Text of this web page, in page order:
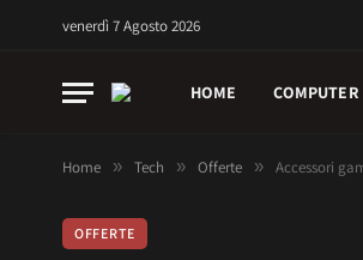
venerdì 7 Agosto 2026
HOME COMPUTER
Home » Tech » Offerte » Accessori
OFFERTE